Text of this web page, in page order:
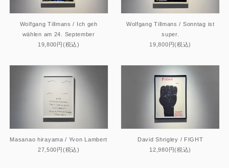
Wolfgang Tillmans / Ich geh
wählen am 24. September
19,800円(税込)
Wolfgang Tillmans / Sonntag ist
super.
19,800円(税込)
Masanao hirayama / Yvon Lambert
27,500円(税込)
David Shrigley / FIGHT
12,980円(税込)